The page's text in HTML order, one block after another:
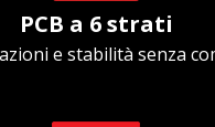
PCB a 6 strati
e stabilità senza